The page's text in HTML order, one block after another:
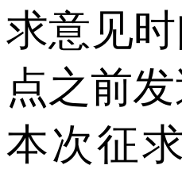
求意见
点之前
本次征